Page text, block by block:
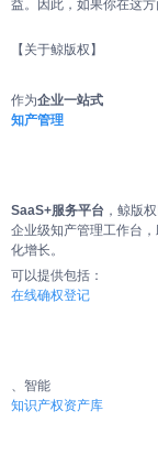
益。因此，如果你在这
【关于鲸版权】
作为企业一站式
知产管理
SaaS+服务平台 ，鲸版
企业级知产管理工作台
化增长。
可以提供包括：
在线确权登记
、智能
知识产权资产库